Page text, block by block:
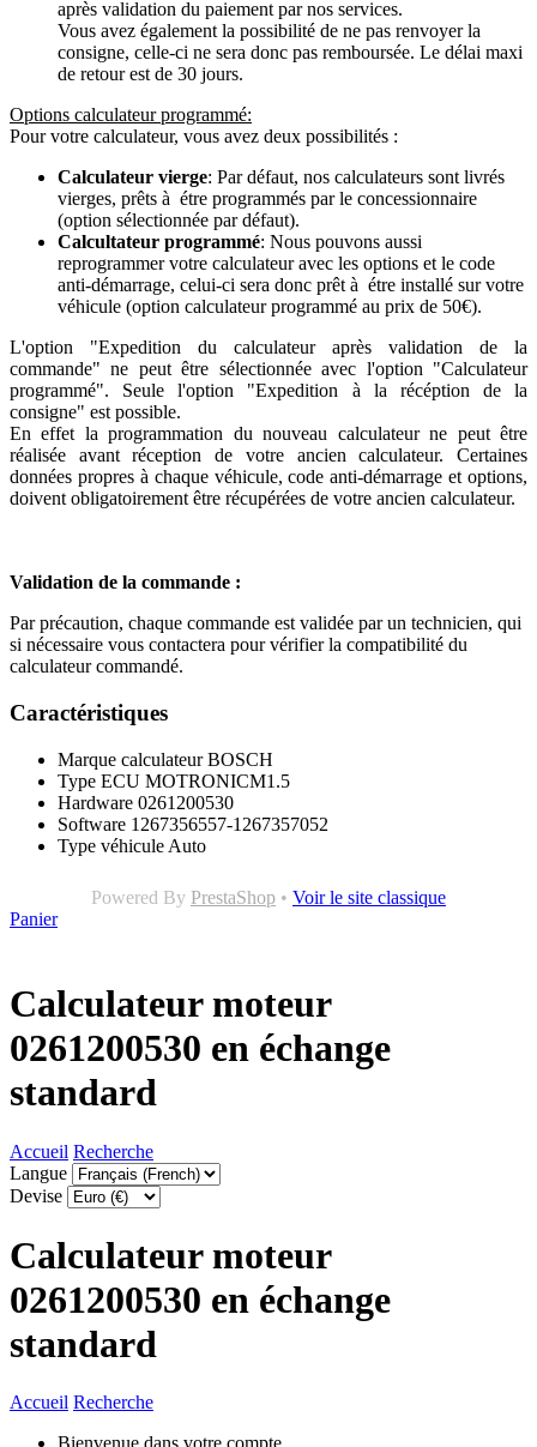
après validation du paiement par nos services.
Vous avez également la possibilité de ne pas renvoyer la
consigne, celle-ci ne sera donc pas remboursée. Le délai maxi
de retour est de 30 jours.
Options calculateur programmé:
Pour votre calculateur, vous avez deux possibilités :
Calculateur vierge: Par défaut, nos calculateurs sont livrés
vierges, prêts à étre programmés par le concessionnaire
(option sélectionnée par défaut).
Calcultateur programmé: Nous pouvons aussi
reprogrammer votre calculateur avec les options et le code
anti-démarrage, celui-ci sera donc prêt à étre installé sur votre
véhicule (option calculateur programmé au prix de 50€).
L'option "Expedition du calculateur après validation de la
commande" ne peut être sélectionnée avec l'option "Calculateur
programmé". Seule l'option "Expedition à la récéption de la
consigne" est possible.
En effet la programmation du nouveau calculateur ne peut être
réalisée avant réception de votre ancien calculateur. Certaines
données propres à chaque véhicule, code anti-démarrage et options,
doivent obligatoirement être récupérées de votre ancien calculateur.
Validation de la commande :
Par précaution, chaque commande est validée par un technicien, qui
si nécessaire vous contactera pour vérifier la compatibilité du
calculateur commandé.
Caractéristiques
Marque calculateur BOSCH
Type ECU MOTRONICM1.5
Hardware 0261200530
Software 1267356557-1267357052
Type véhicule Auto
Powered By PrestaShop • Voir le site classique
Panier
Calculateur moteur
0261200530 en échange
standard
Accueil Recherche
Langue
Devise
Calculateur moteur
0261200530 en échange
standard
Accueil Recherche